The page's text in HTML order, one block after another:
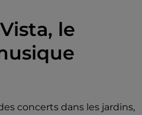
le
concerts dans les jardins,